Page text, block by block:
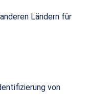
Ländern für
von